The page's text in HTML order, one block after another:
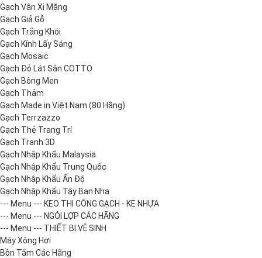
Gạch Vân Xi Măng
Gạch Giả Gỗ
Gạch Trắng Khói
Gạch Kính Lấy Sáng
Gạch Mosaic
Gạch Đỏ Lát Sân COTTO
Gạch Bông Men
Gạch Thảm
Gạch Made in Việt Nam (80 Hãng)
Gạch Terrzazzo
Gạch Thẻ Trang Trí
Gạch Tranh 3D
Gạch Nhập Khẩu Malaysia
Gạch Nhập Khẩu Trung Quốc
Gạch Nhập Khẩu Ấn Độ
Gạch Nhập Khẩu Tây Ban Nha
--- Menu --- KEO THI CÔNG GẠCH - KE NHỰA
--- Menu --- NGÓI LỢP CÁC HÃNG
--- Menu --- THIẾT BỊ VỆ SINH
Máy Xông Hơi
Bồn Tắm Các Hãng